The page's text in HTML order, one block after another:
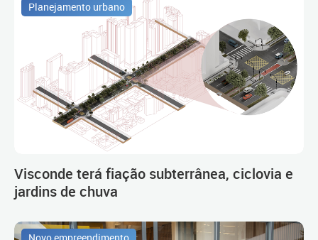
Planejamento urbano
Visconde terá fiação subterrânea, ciclovia e
jardins de chuva